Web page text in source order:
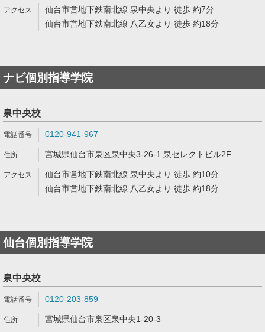
仙台市営地下鉄南北線 泉中央より 徒歩 約7分
仙台市営地下鉄南北線 八乙女より 徒歩 約18分
ナビ個別指導学院
泉中央校
0120-941-967
宮城県仙台市泉区泉中央3-26-1 泉セレクトビル2F
仙台市営地下鉄南北線 泉中央より 徒歩 約10分
仙台市営地下鉄南北線 八乙女より 徒歩 約18分
仙台個別指導学院
泉中央校
0120-203-859
宮城県仙台市泉区泉中央1-20-3